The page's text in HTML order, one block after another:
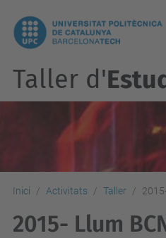
Taller d'
Inici Activitats Taller
2015- Llum